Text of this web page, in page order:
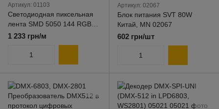
Артикул: 01103
Светодиодная пиксельная
лента SMD 5050 144 RGB
Premium 01103
1 233 грн/м
Артикул: 02067
Блок питания SVT 80W
Китай, MN 02067
602 грн/шт